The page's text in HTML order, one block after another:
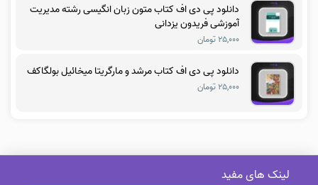
دانلود پی دی اف کتاب متون زبان انگیسی رشته مدیریت
آموزشی فریدون یزدانی
۲۵,۰۰۰ تومان
دانلود پی دی اف کتاب مرشد و مارگریتا میخائیل بولگاکف
۲۵,۰۰۰ تومان
لینک های مفید